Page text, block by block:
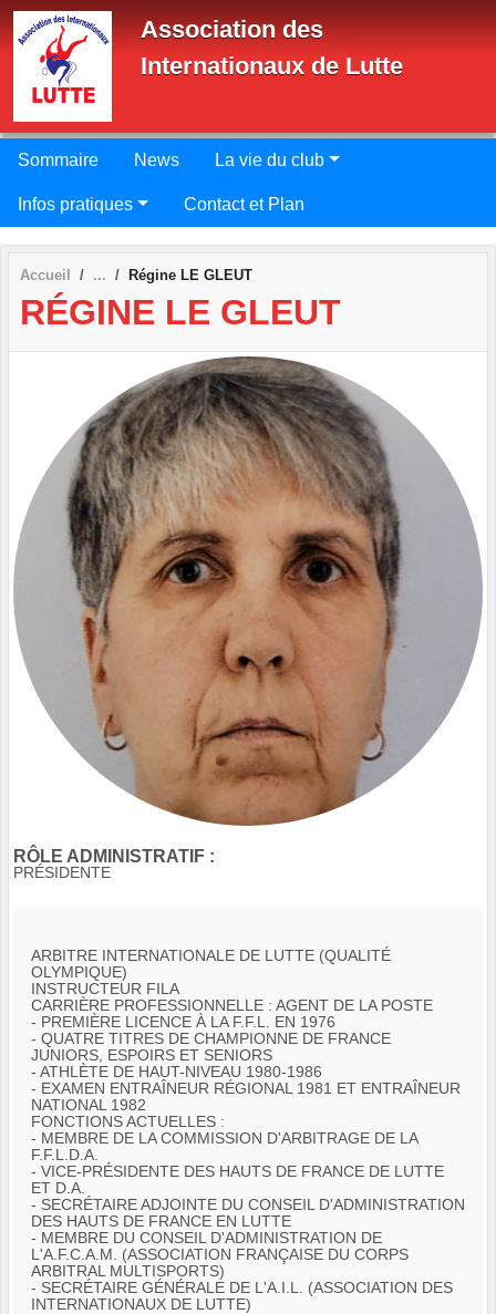
Association des
Internationaux de Lutte
Sommaire News La vie du club
Infos pratiques Contact et Plan
Accueil Régine LE GLEUT
RÉGINE LE GLEUT
RÔLE ADMINISTRATIF :
PRÉSIDENTE
ARBITRE INTERNATIONALE DE LUTTE (QUALITÉ
OLYMPIQUE)
INSTRUCTEUR FILA
CARRIÈRE PROFESSIONNELLE : AGENT DE LA POSTE
- PREMIÈRE LICENCE À LA F.F.L. EN 1976
- QUATRE TITRES DE CHAMPIONNE DE FRANCE
JUNIORS, ESPOIRS ET SENIORS
- ATHLÈTE DE HAUT-NIVEAU 1980-1986
- EXAMEN ENTRAÎNEUR RÉGIONAL 1981 ET ENTRAÎNEUR
NATIONAL 1982
FONCTIONS ACTUELLES :
- MEMBRE DE LA COMMISSION D'ARBITRAGE DE LA
F.F.L.D.A.
- VICE-PRÉSIDENTE DES HAUTS DE FRANCE DE LUTTE
ET D.A.
- SECRÉTAIRE ADJOINTE DU CONSEIL D'ADMINISTRATION
DES HAUTS DE FRANCE EN LUTTE
- MEMBRE DU CONSEIL D'ADMINISTRATION DE
L'A.F.C.A.M. (ASSOCIATION FRANÇAISE DU CORPS
ARBITRAL MULTISPORTS)
- SECRÉTAIRE GÉNÉRALE DE L'A.I.L. (ASSOCIATION DES
INTERNATIONAUX DE LUTTE)
Panneau de gestion des cookies